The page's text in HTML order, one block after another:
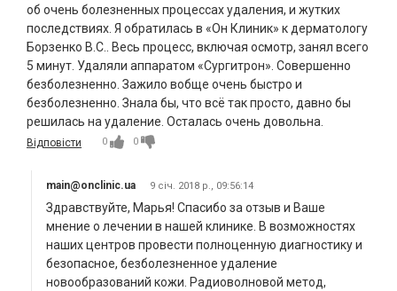
об очень болезненных процессах удаления, и жутких
последствиях. Я обратилась в «Он Клиник» к дерматологу
Борзенко В.С.. Весь процесс, включая осмотр, занял всего
5 минут. Удаляли аппаратом «Сургитрон». Совершенно
безболезненно. Зажило вобще очень быстро и
безболезненно. Знала бы, что всё так просто, давно бы
решилась на удаление. Осталась очень довольна.
Відповісти 0 0
main@onclinic.ua 9 січ. 2018 р., 09:56:14
Здравствуйте, Марья! Спасибо за отзыв и Ваше
мнение о лечении в нашей клинике. В возможностях
наших центров провести полноценную диагностику и
безопасное, безболезненное удаление
новообразований кожи. Радиоволновой метод,